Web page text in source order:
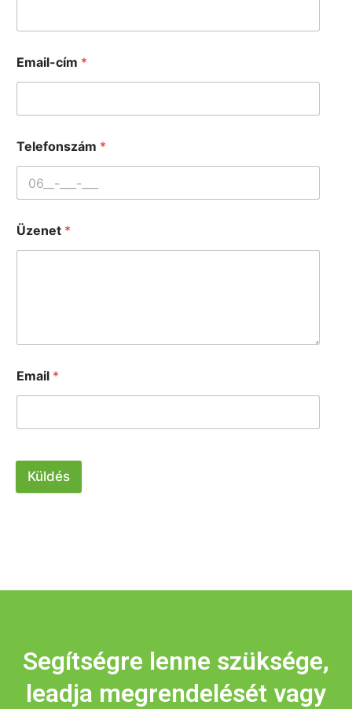
Email-cím *
Telefonszám *
Üzenet *
Email *
Küldés
Segítségre lenne szüksége,
leadja megrendelését vagy